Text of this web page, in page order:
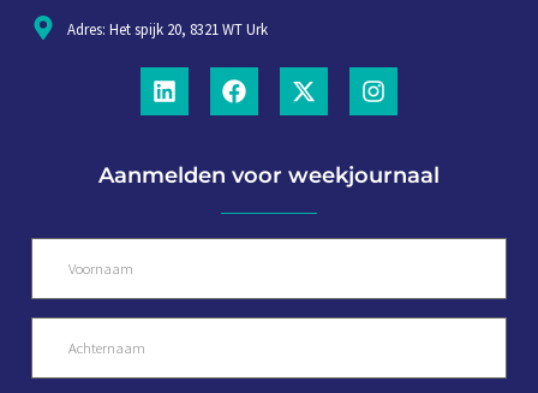
Adres: Het spijk 20, 8321 WT Urk
Aanmelden voor weekjournaal